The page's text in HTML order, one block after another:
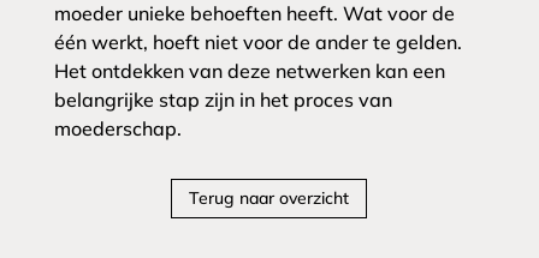
moeder unieke behoeften heeft. Wat voor de
één werkt, hoeft niet voor de ander te gelden.
Het ontdekken van deze netwerken kan een
belangrijke stap zijn in het proces van
moederschap.
Terug naar overzicht